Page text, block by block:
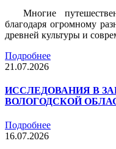
Многие
благодаря огромному
древней культуры и
Подробнее
21.07.2026
ИССЛЕДОВАНИЯ В
ВОЛОГОДСКОЙ
Подробнее
16.07.2026